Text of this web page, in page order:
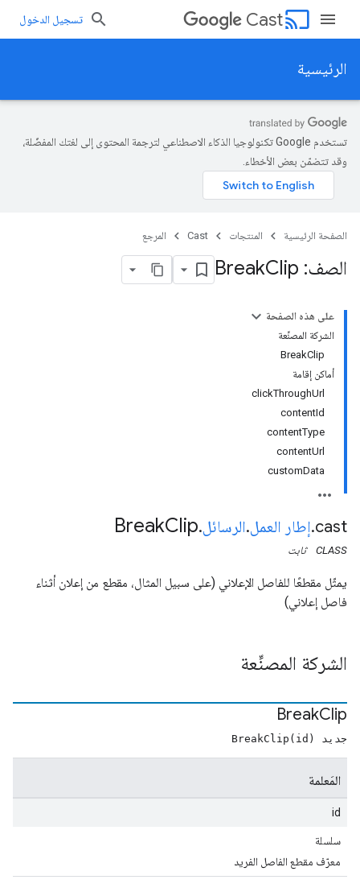
cast
Cast تسجيل الدخول
الرئيسية
تستخدم Google تكنولوجيا الذكاء الاصطناعي لترجمة المحتوى إلى لغتك المفضّلة،
وقد تتضمّن بعض الأخطاء.
الصفحة الرئيسية المنتجات Cast المرجع
الصف: Break Clip
على هذه الصفحة
الشركة المصنِّعة
BreakClip
أماكن إقامة
clickThroughUrl
contentId
contentType
contentUrl
customData
cast
.إطار العمل.الرسائل.
BreakClip
CLASS ثابت
يمثّل مقطعًا للفاصل الإعلاني (على سبيل المثال، مقطع من إعلان أثناء
فاصل إعلاني)
الشركة المصنِّعة
BreakClip
جديد BreakClip(id)
المَعلمة
id
سلسلة
معرّف مقطع الفاصل الفريد